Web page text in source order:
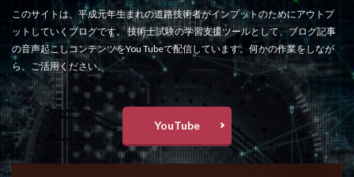
このサイトは、平成元年生まれの道路技術者がインプットのためにアウトプ
ットしていくブログです。 技術士試験の学習支援ツールとして、ブログ記事
の音声起こしコンテンツをYou Tubeで配信しています。何かの作業をしなが
ら、ご活用ください。
YouTube